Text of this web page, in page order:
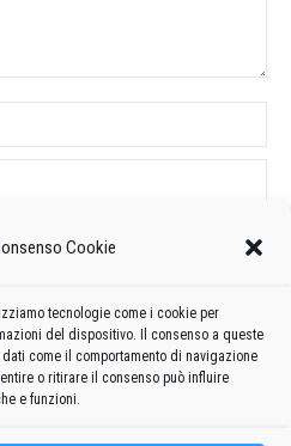
Cookie
tecnologie come i cookie per
del dispositivo. Il consenso a queste
come il comportamento di navigazione
o ritirare il consenso può influire
e funzioni.
lo spam.Scopri come vengono
.